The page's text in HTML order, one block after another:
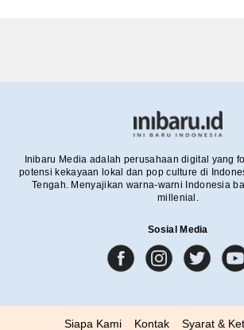
Inibaru Media adalah perusahaan digital yang
potensi kekayaan lokal dan pop culture di
Tengah. Menyajikan warna-warni Indonesia
millenial.
Sosial Media
Siapa Kami Kontak Syarat &